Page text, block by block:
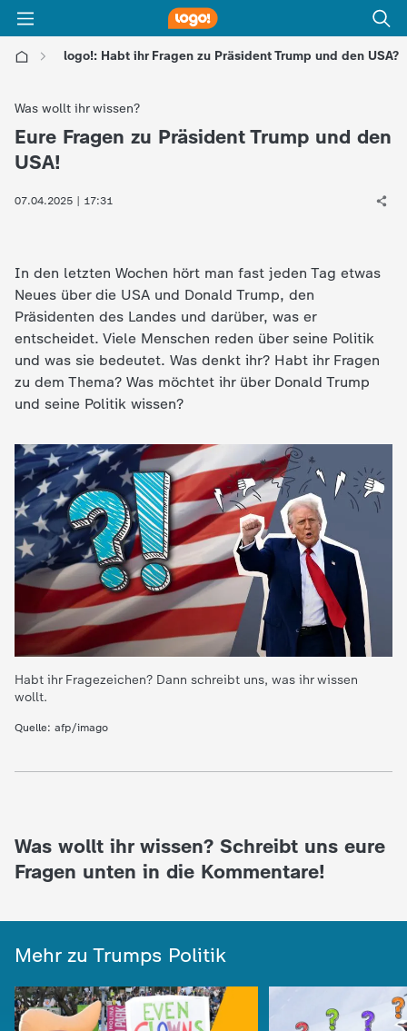
logo!: Habt ihr Fragen zu Präsident Trump und den USA?
o
d
e
n
d
e
c
h
r
c
Was wollt ihr wissen?
:
Eure Fragen zu Präsident Trump und den
USA!
07.04.2025 | 17:31
In den letzten Wochen hört man fast jeden Tag etwas
Neues über die USA und Donald Trump, den
Präsidenten des Landes und darüber, was er
entscheidet. Viele Menschen reden über seine Politik
und was sie bedeutet. Was denkt ihr? Habt ihr Fragen
zu dem Thema? Was möchtet ihr über Donald Trump
und seine Politik wissen?
Habt ihr Fragezeichen? Dann schreibt uns, was ihr wissen
wollt.
Quelle: afp/imago
Was wollt ihr wissen? Schreibt uns eure
Fragen unten in die Kommentare!
Mehr zu Trumps Politik